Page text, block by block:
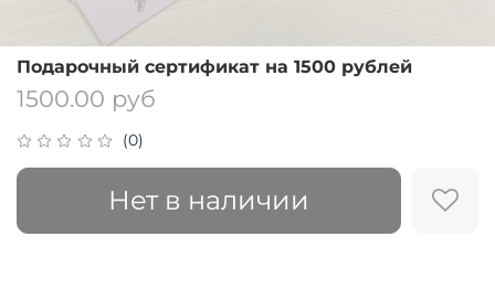
(0)
Подарочный сертификат на 1500 рублей
1500.00 руб
Нет в наличии